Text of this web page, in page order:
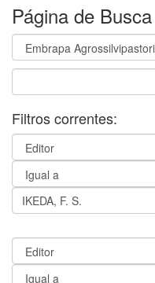
Página de Busca
Filtros correntes: